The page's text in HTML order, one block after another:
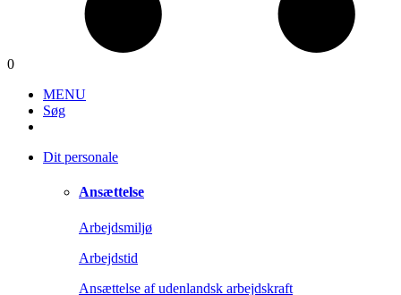
0
MENU
Søg
Dit personale
Ansættelse
Arbejdsmiljø
Arbejdstid
Ansættelse af udenlandsk arbejdskraft